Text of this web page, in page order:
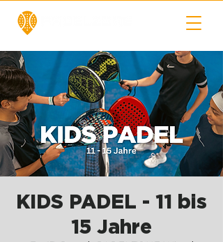
KIDS PADEL - 11 bis
15 Jahre